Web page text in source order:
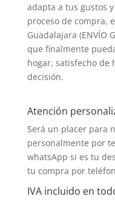
adapta a tus gustos
proceso de compra,
Guadalajara (ENVÍO
que finalmente
hogar, satisfecho de
decisión.
Atención
Será un placer para
personalmente por
whatsApp si es tu
tu compra por
IVA incluido en